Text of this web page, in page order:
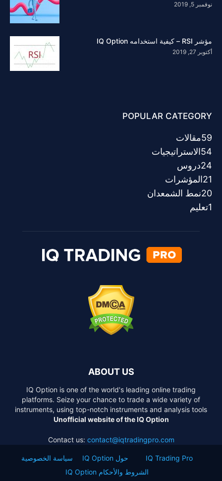
نوفمبر 5, 2019
مؤشر RSI – كيفية استخدامه IQ Option
أكتوبر 27, 2019
POPULAR CATEGORY
مقالات59
الاستراتيجيات54
دروس24
المؤشرات21
نمط الشمعدان20
تعليم1
ABOUT US
IQ Option is one of the world's leading online trading
platforms. Seize your chance to trade a wide variety of
instruments, using top-notch instruments and analysis tools
Unofficial website of the IQ Option
Contact us: contact@iqtradingpro.com
IQ Trading Pro حول IQ Option
سياسة الخصوصية
الشروط والأحكام IQ Option